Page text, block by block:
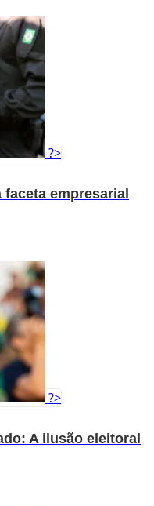
?>
faceta empresarial
?>
A ilusão eleitoral